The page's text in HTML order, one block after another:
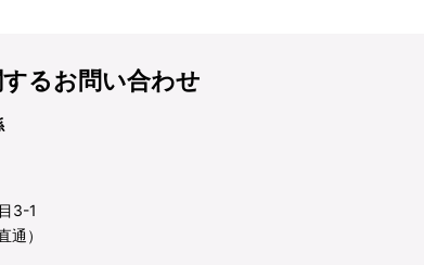
るお問い合わせ
3-1
）